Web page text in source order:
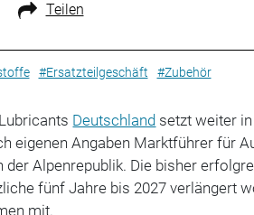
Teilen
#Ersatzteilgeschäft #Zubehör
Lubricants Deutschland setzt weiter in
eigenen Angaben Marktführer für
der Alpenrepublik. Die bisher
fünf Jahre bis 2027 verlängert
mit.